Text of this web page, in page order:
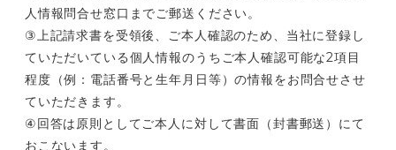
人情報問合せ窓口までご郵送ください。
③上記請求書を受領後、ご本人確認のため、当社に登録し
ていただいている個人情報のうちご本人確認可能な2項目
程度（例：電話番号と生年月日等）の情報をお問合せさせ
ていただきます。
④回答は原則としてご本人に対して書面（封書郵送）にて
おこないます。